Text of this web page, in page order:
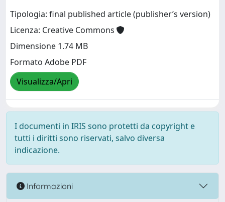
Tipologia: final published article (publisher’s version)
Licenza: Creative Commons
Dimensione 1.74 MB
Formato Adobe PDF
Visualizza/Apri
I documenti in IRIS sono protetti da copyright e
tutti i diritti sono riservati, salvo diversa
indicazione.
Informazioni